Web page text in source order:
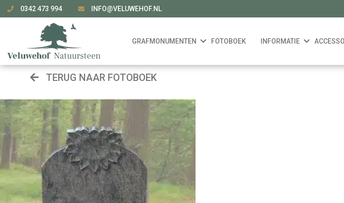
0342 473 994 INFO@VELUWEHOF.NL
GRAFMONUMENTEN FOTOBOEK INFORMATIE
TERUG NAAR FOTOBOEK